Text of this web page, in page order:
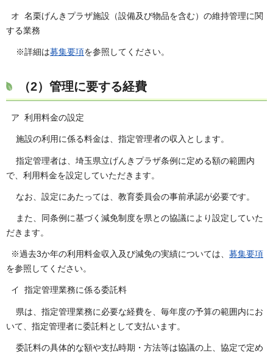
オ 名栗げんきプラザ施設（設備及び物品を含む）の維持管理に関
する業務
※詳細は募集要項を参照してください。
（2）管理に要する経費
ア 利用料金の設定
施設の利用に係る料金は、指定管理者の収入とします。
指定管理者は、埼玉県立げんきプラザ条例に定める額の範囲内
で、利用料金を設定していただきます。
なお、設定にあたっては、教育委員会の事前承認が必要です。
また、同条例に基づく減免制度を県との協議により設定していた
だきます。
※過去3か年の利用料金収入及び減免の実績については、 募集要項
を参照してください。
イ 指定管理業務に係る委託料
県は、指定管理業務に必要な経費を、毎年度の予算の範囲内にお
いて、指定管理者に委託料として支払います。
委託料の具体的な額や支払時期・方法等は協議の上、協定で定め